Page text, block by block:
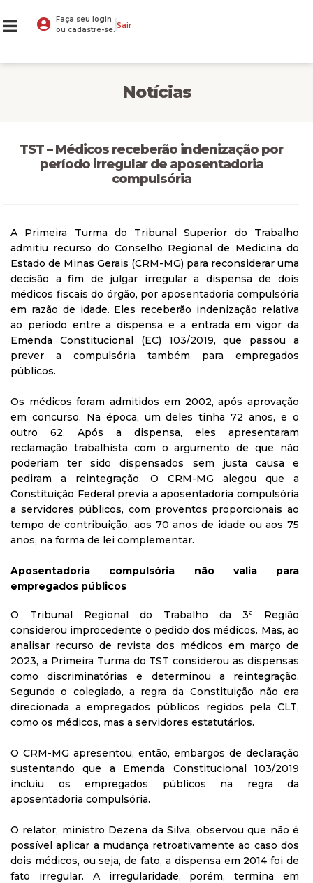
Faça seu login
ou cadastre-se. Sair
Notícias
TST – Médicos receberão indenização por
período irregular de aposentadoria
compulsória
A Primeira Turma do Tribunal Superior do Trabalho
admitiu recurso do Conselho Regional de Medicina do
Estado de Minas Gerais (CRM-MG) para reconsiderar uma
decisão a fim de julgar irregular a dispensa de dois
médicos fiscais do órgão, por aposentadoria compulsória
em razão de idade. Eles receberão indenização relativa
ao período entre a dispensa e a entrada em vigor da
Emenda Constitucional (EC) 103/2019, que passou a
prever a compulsória também para empregados
públicos.
Os médicos foram admitidos em 2002, após aprovação
em concurso. Na época, um deles tinha 72 anos, e o
outro 62. Após a dispensa, eles apresentaram
reclamação trabalhista com o argumento de que não
poderiam ter sido dispensados sem justa causa e
pediram a reintegração. O CRM-MG alegou que a
Constituição Federal previa a aposentadoria compulsória
a servidores públicos, com proventos proporcionais ao
tempo de contribuição, aos 70 anos de idade ou aos 75
anos, na forma de lei complementar.
Aposentadoria compulsória não valia para
empregados públicos
O Tribunal Regional do Trabalho da 3ª Região
considerou improcedente o pedido dos médicos. Mas, ao
analisar recurso de revista dos médicos em março de
2023, a Primeira Turma do TST considerou as dispensas
como discriminatórias e determinou a reintegração.
Segundo o colegiado, a regra da Constituição não era
direcionada a empregados públicos regidos pela CLT,
como os médicos, mas a servidores estatutários.
O CRM-MG apresentou, então, embargos de declaração
sustentando que a Emenda Constitucional 103/2019
incluiu os empregados públicos na regra da
aposentadoria compulsória.
O relator, ministro Dezena da Silva, observou que não é
possível aplicar a mudança retroativamente ao caso dos
dois médicos, ou seja, de fato, a dispensa em 2014 foi de
fato irregular. A irregularidade, porém, termina em